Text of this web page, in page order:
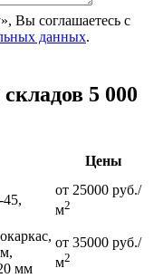
Вы соглашаетесь с
данных.
5 000
Цены
от 25000 руб./
м2
мм
от 35000 руб./
м2